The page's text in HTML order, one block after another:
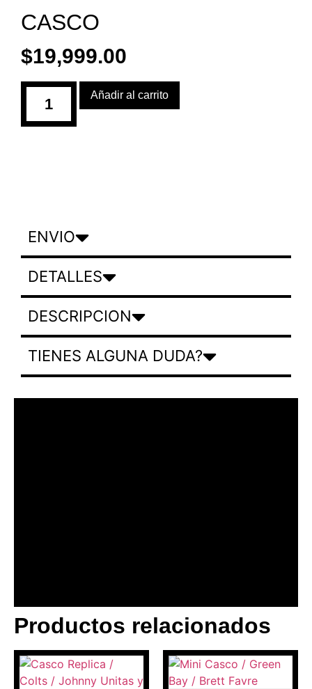
CASCO
$19,999.00
Añadir al carrito
ENVIO
DETALLES
DESCRIPCION
TIENES ALGUNA DUDA?
BANNER CON
PROMOCIONES 1
Productos relacionados